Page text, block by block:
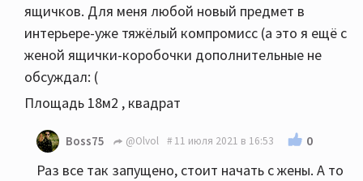
ящичков. Для меня любой новый предмет в
интерьере-уже тяжёлый компромисс (а это я ещё с
женой ящички-коробочки дополнительные не
обсуждал: (
Площадь 18м2 , квадрат
Boss75 @Olvol 11 июля 2021 в 16:53 0
Раз все так запущено, стоит начать с жены. А то